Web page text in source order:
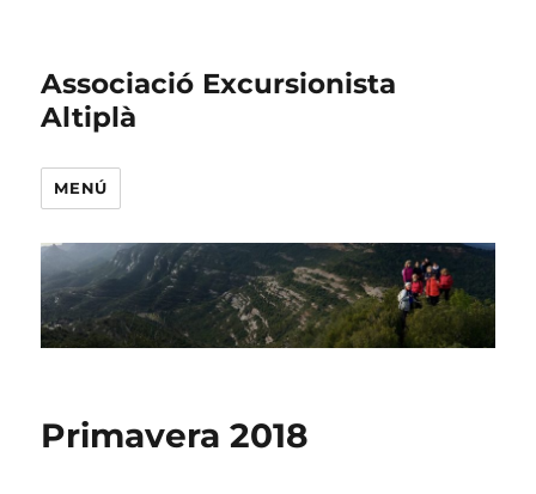
Associació Excursionista
Altiplà
MENÚ
Primavera 2018